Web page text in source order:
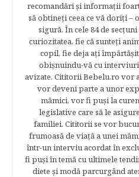
recomandări şi informaţii
să obtineţi ceea ce vă doriţi –
sigură. În cele 84 de
curiozitatea, fie că sunteţi
copil, fie deja aţi
obişnuindu-vă cu
avizate. Cititorii Bebelu.ro vor
vor deveni parte a unor
mămici, vor fi puşi la
legislative care să le
familiei. Cititorii se vor
frumoasă de viață a unei
într-un interviu acordat în
fi puşi în temă cu ultimele
diete şi modă parcurgând